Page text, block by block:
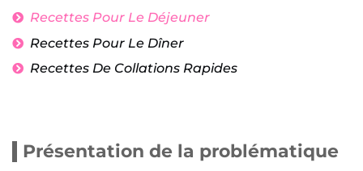
Recettes Pour Le Déjeuner
Recettes Pour Le Dîner
Recettes De Collations Rapides
Présentation de la problématique